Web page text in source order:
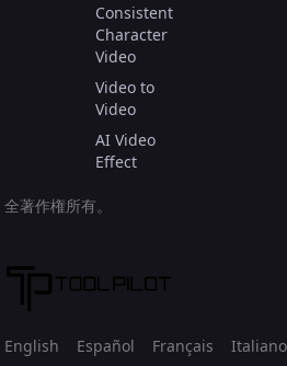
Consistent
Character
Video
Video to
Video
AI Video
Effect
全著作権所有。
English Español Français Italiano